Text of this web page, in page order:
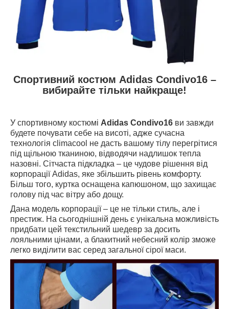
Спортивний костюм Adidas Condivo16 –
вибирайте тільки найкраще!
У спортивному костюмі Adidas Condivo16 ви завжди
будете почувати себе на висоті, адже сучасна
технологія climacool не дасть вашому тілу перегрітися
під щільною тканиною, відводячи надлишок тепла
назовні. Сітчаста підкладка – це чудове рішення від
корпораціїAdidas, яке збільшить рівень комфорту.
Більш того, куртка оснащена капюшоном, що захищає
голову під час вітру або дощу.
Дана модель корпорації – це не тільки стиль, але і
престиж. На сьогоднішній день є унікальна можливість
придбати цей текстильний шедевр за досить
лояльними цінами, а блакитний небесний колір зможе
легко виділити вас серед загальної сірої маси.